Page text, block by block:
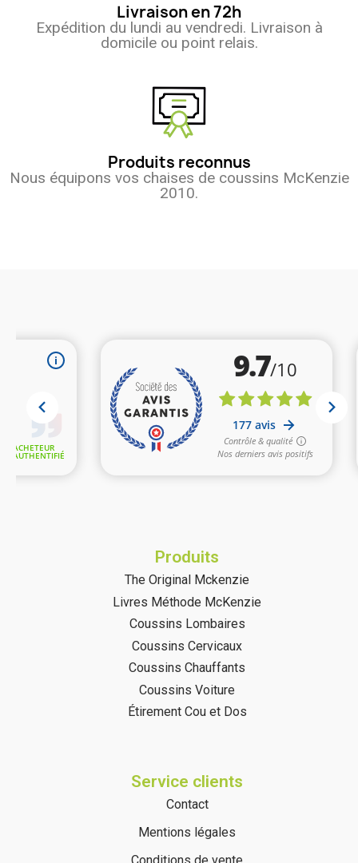
Livraison en 72h
Expédition du lundi au vendredi. Livraison à
domicile ou point relais.
Produits reconnus
Nous équipons vos chaises de coussins McKenzie
2010.
Produits
The Original Mckenzie
Livres Méthode McKenzie
Coussins Lombaires
Coussins Cervicaux
Coussins Chauffants
Coussins Voiture
Étirement Cou et Dos
Service clients
Contact
Mentions légales